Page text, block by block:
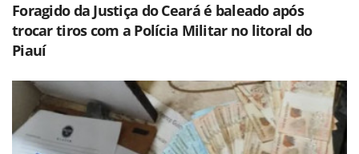
Foragido da Justiça do Ceará é baleado após
trocar tiros com a Polícia Militar no litoral do
Piauí